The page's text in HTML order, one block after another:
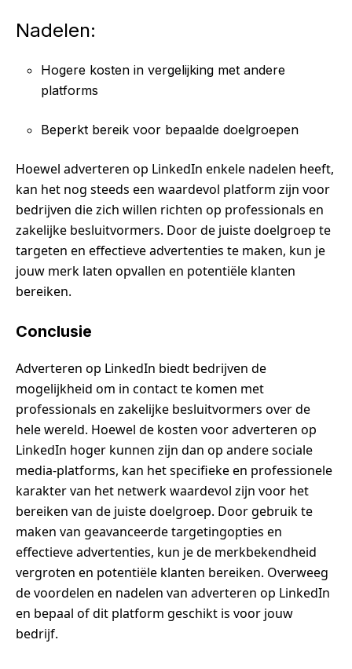
Nadelen:
Hogere kosten in vergelijking met andere
platforms
Beperkt bereik voor bepaalde doelgroepen
Hoewel adverteren op LinkedIn enkele nadelen heeft,
kan het nog steeds een waardevol platform zijn voor
bedrijven die zich willen richten op professionals en
zakelijke besluitvormers. Door de juiste doelgroep te
targeten en effectieve advertenties te maken, kun je
jouw merk laten opvallen en potentiële klanten
bereiken.
Conclusie
Adverteren op LinkedIn biedt bedrijven de
mogelijkheid om in contact te komen met
professionals en zakelijke besluitvormers over de
hele wereld. Hoewel de kosten voor adverteren op
LinkedIn hoger kunnen zijn dan op andere sociale
media-platforms, kan het specifieke en professionele
karakter van het netwerk waardevol zijn voor het
bereiken van de juiste doelgroep. Door gebruik te
maken van geavanceerde targetingopties en
effectieve advertenties, kun je de merkbekendheid
vergroten en potentiële klanten bereiken. Overweeg
de voordelen en nadelen van adverteren op LinkedIn
en bepaal of dit platform geschikt is voor jouw
bedrijf.